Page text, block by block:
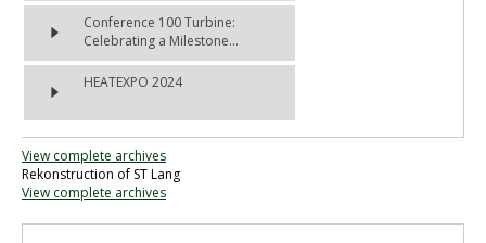
Conference 100 Turbine:
Celebrating a Milestone...
HEATEXPO 2024
View complete archives
Rekonstruction of ST Lang
View complete archives